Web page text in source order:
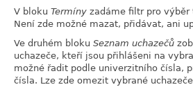
V bloku Termíny zadáme filtr pro výběr
Není zde možné mazat, přidávat, ani
Ve druhém bloku Seznam uchazečů
uchazeče, kteří jsou přihlášeni na
možné řadit podle univerzitního čísla,
čísla. Lze zde omezit vybrané